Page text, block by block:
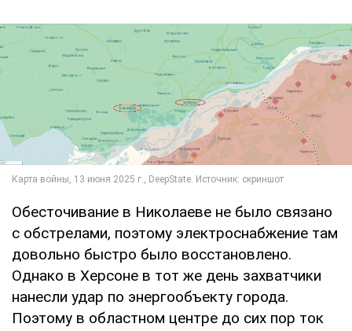
Обесточивание в Николаеве не было связано
с обстрелами, поэтому электроснабжение там
довольно быстро было восстановлено.
Однако в Херсоне в тот же день захватчики
нанесли удар по энергообъекту города.
Поэтому в областном центре до сих пор ток